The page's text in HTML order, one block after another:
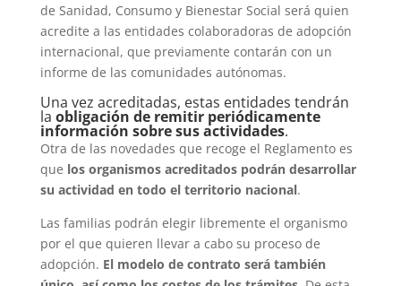
de Sanidad, Consumo y Bienestar Social será quien
acredite a las entidades colaboradoras de adopción
internacional, que previamente contarán con un
informe de las comunidades autónomas.
Una vez acreditadas, estas entidades tendrán
la obligación de remitir periódicamente
información sobre sus actividades.
Otra de las novedades que recoge el Reglamento es
que los organismos acreditados podrán desarrollar
su actividad en todo el territorio nacional.
Las familias podrán elegir libremente el organismo
por el que quieren llevar a cabo su proceso de
adopción. El modelo de contrato será también